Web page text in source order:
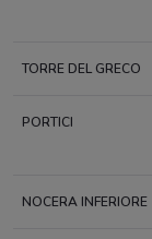
TORRE DEL GRECO
PORTICI
NOCERA INFERIORE